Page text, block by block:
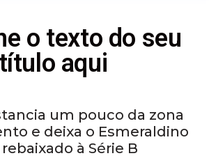
o texto do seu
título aqui
um pouco da zona
e deixa o Esmeraldino
à Série B